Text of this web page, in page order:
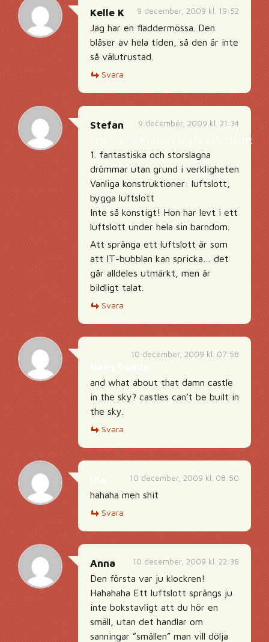
9 december, 2009 kl. 19:52
Kelle K
Jag har en fladdermössa. Den
blåser av hela tiden, så den är inte
så välutrustad.
Svara
9 december, 2009 kl. 21:34
Stefan
http://sv.wiktionary.org/wiki/luftslott
1. fantastiska och storslagna
drömmar utan grund i verkligheten
Vanliga konstruktioner: luftslott,
bygga luftslott
Inte så konstigt! Hon har levt i ett
luftslott under hela sin barndom.
Att spränga ett luftslott är som
att IT-bubblan kan spricka… det
går alldeles utmärkt, men är
bildligt talat.
Svara
10 december, 2009 kl. 07:58
and what about that damn castle
in the sky? castles can’t be built in
the sky.
Svara
10 december, 2009 kl. 08:50
hahaha men shit
Svara
10 december, 2009 kl. 22:36
Anna
Den första var ju klockren!
Hahahaha Ett luftslott sprängs ju
inte bokstavligt att du hör en
smäll, utan det handlar om
sanningar ”smällen” man vill dölja